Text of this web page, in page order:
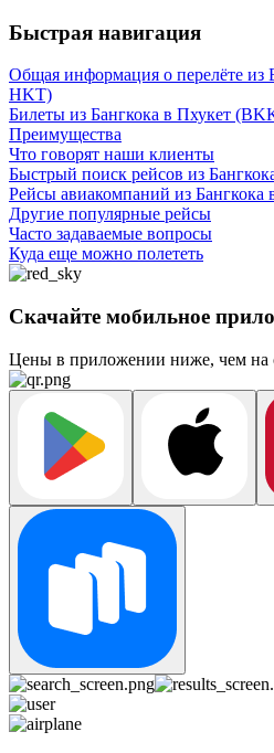
Быстрая навигация
Общая информация о перелёте из
HKT)
Билеты из Бангкока в Пхукет
Преимущества
Что говорят наши клиенты
Быстрый поиск рейсов из
Рейсы авиакомпаний из Бангкока
Другие популярные рейсы
Часто задаваемые вопросы
Куда еще можно полететь
Скачайте мобильное
Цены в приложении ниже, чем на